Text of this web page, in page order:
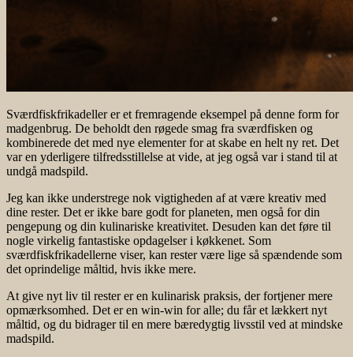
Sværdfiskfrikadeller er et fremragende eksempel på denne form for
madgenbrug. De beholdt den røgede smag fra sværdfisken og
kombinerede det med nye elementer for at skabe en helt ny ret. Det
var en yderligere tilfredsstillelse at vide, at jeg også var i stand til at
undgå madspild.
Jeg kan ikke understrege nok vigtigheden af at være kreativ med
dine rester. Det er ikke bare godt for planeten, men også for din
pengepung og din kulinariske kreativitet. Desuden kan det føre til
nogle virkelig fantastiske opdagelser i køkkenet. Som
sværdfiskfrikadellerne viser, kan rester være lige så spændende som
det oprindelige måltid, hvis ikke mere.
At give nyt liv til rester er en kulinarisk praksis, der fortjener mere
opmærksomhed. Det er en win-win for alle; du får et lækkert nyt
måltid, og du bidrager til en mere bæredygtig livsstil ved at mindske
madspild.